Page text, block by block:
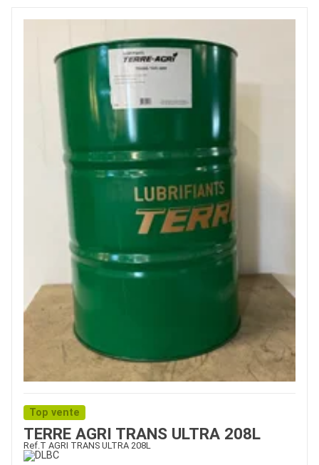
Top vente
TERRE AGRI TRANS ULTRA 208L
Ref.T AGRI TRANS ULTRA 208L